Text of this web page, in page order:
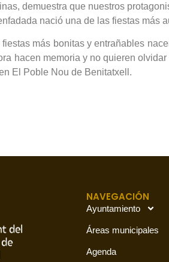
demuestra que nuestros
nació una de las fiestas más
más bonitas y entrañables
hacen memoria y no quieren
El Poble Nou de Benitatxell.
NAVEGACIÓN
Ayuntamiento
Áreas municipales
Agenda